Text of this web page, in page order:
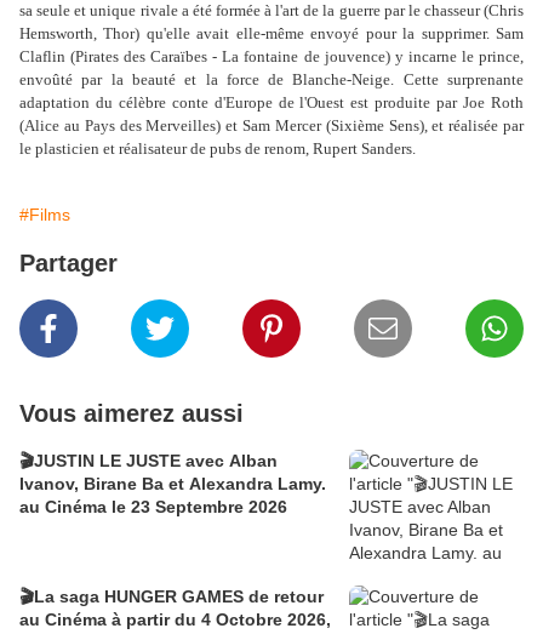
sa seule et unique rivale a été formée à l'art de la guerre par le chasseur (Chris
Hemsworth, Thor) qu'elle avait elle-même envoyé pour la supprimer. Sam
Claflin (Pirates des Caraïbes - La fontaine de jouvence) y incarne le prince,
envoûté par la beauté et la force de Blanche-Neige. Cette surprenante
adaptation du célèbre conte d'Europe de l'Ouest est produite par Joe Roth
(Alice au Pays des Merveilles) et Sam Mercer (Sixième Sens), et réalisée par
le plasticien et réalisateur de pubs de renom, Rupert Sanders.
#Films
Partager
Vous aimerez aussi
🎬JUSTIN LE JUSTE avec Alban
Ivanov, Birane Ba et Alexandra Lamy.
au Cinéma le 23 Septembre 2026
🎬La saga HUNGER GAMES de retour
au Cinéma à partir du 4 Octobre 2026,